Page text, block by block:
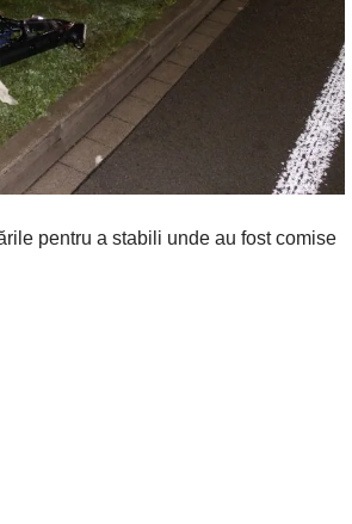
pentru a stabili unde au fost comise